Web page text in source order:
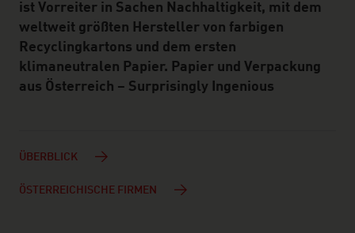
ist Vorreiter in Sachen Nachhaltigkeit, mit dem
weltweit größten Hersteller von farbigen
Recyclingkartons und dem ersten
klimaneutralen Papier. Papier und Verpackung
aus Österreich – Surprisingly Ingenious
ÜBERBLICK
ÖSTERREICHISCHE FIRMEN